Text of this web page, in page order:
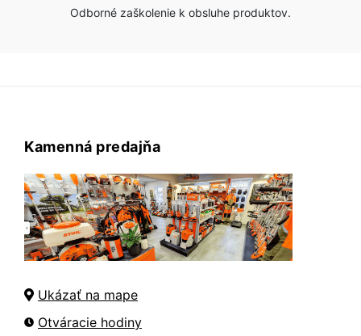
Odborné zaškolenie k obsluhe produktov.
Kamenná predajňa
Ukázať na mape
Otváracie hodiny